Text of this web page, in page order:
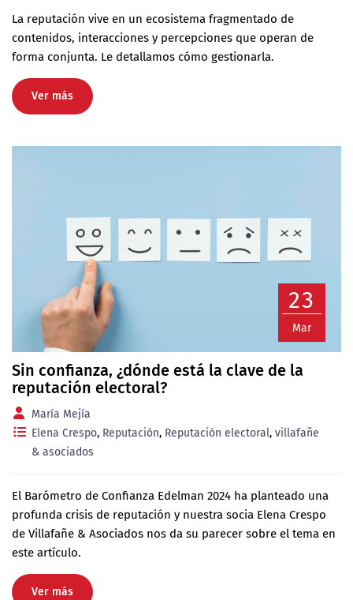
La reputación vive en un ecosistema fragmentado de
contenidos, interacciones y percepciones que operan de
forma conjunta. Le detallamos cómo gestionarla.
Ver más
23
Mar
Sin confianza, ¿dónde está la clave de la
reputación electoral?
María Mejía
Elena Crespo, Reputación, Reputación electoral, villafañe
& asociados
El Barómetro de Confianza Edelman 2024 ha planteado una
profunda crisis de reputación y nuestra socia Elena Crespo
de Villafañe & Asociados nos da su parecer sobre el tema en
este artículo.
Ver más